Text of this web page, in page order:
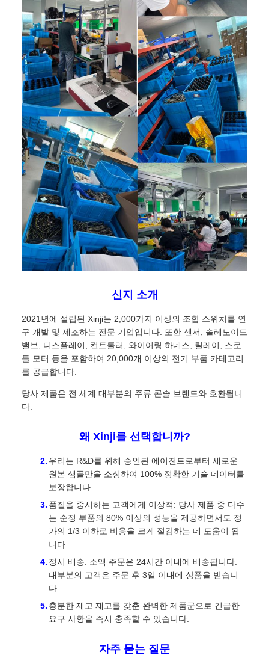
신지 소개
2021년에 설립된 Xinji는 2,000가지 이상의 조합 스위치를 연
구 개발 및 제조하는 전문 기업입니다. 또한 센서, 솔레노이드
밸브, 디스플레이, 컨트롤러, 와이어링 하네스, 릴레이, 스로
틀 모터 등을 포함하여 20,000개 이상의 전기 부품 카테고리
를 공급합니다.
당사 제품은 전 세계 대부분의 주류 콘솔 브랜드와 호환됩니
다.
왜 Xinji를 선택합니까?
우리는 R&D를 위해 승인된 에이전트로부터 새로운
원본 샘플만을 소싱하여 100% 정확한 기술 데이터를
보장합니다.
품질을 중시하는 고객에게 이상적: 당사 제품 중 다수
는 순정 부품의 80% 이상의 성능을 제공하면서도 정
가의 1/3 이하로 비용을 크게 절감하는 데 도움이 됩
니다.
정시 배송: 소액 주문은 24시간 이내에 배송됩니다.
대부분의 고객은 주문 후 3일 이내에 상품을 받습니
다.
충분한 재고 재고를 갖춘 완벽한 제품군으로 긴급한
요구 사항을 즉시 충족할 수 있습니다.
자주 묻는 질문